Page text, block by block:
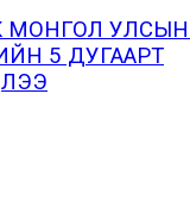
МОНГОЛ
5 ДУГААРТ